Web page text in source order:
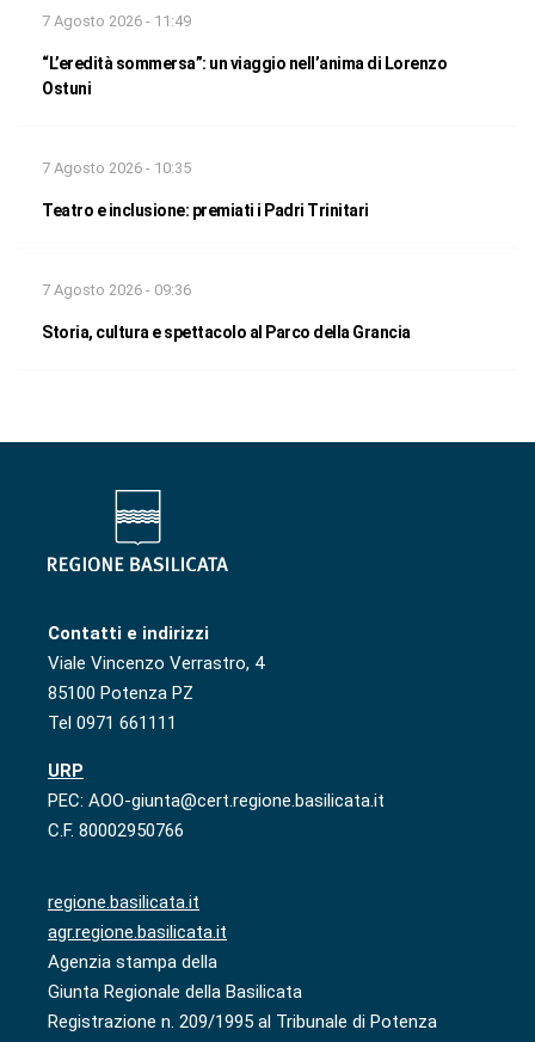
7 Agosto 2026 - 11:49
“L’eredità sommersa”: un viaggio nell’anima di Lorenzo
Ostuni
7 Agosto 2026 - 10:35
Teatro e inclusione: premiati i Padri Trinitari
7 Agosto 2026 - 09:36
Storia, cultura e spettacolo al Parco della Grancia
Contatti e indirizzi
Viale Vincenzo Verrastro, 4
85100 Potenza PZ
Tel 0971 661111
URP
PEC: AOO-giunta@cert.regione.basilicata.it
C.F. 80002950766
regione.basilicata.it
agr.regione.basilicata.it
Agenzia stampa della
Giunta Regionale della Basilicata
Registrazione n. 209/1995 al Tribunale di Potenza